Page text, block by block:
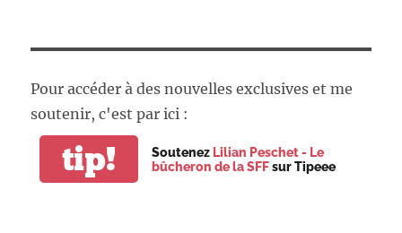
Pour accéder à des nouvelles exclusives et me
soutenir, c'est par ici :
tip! Soutenez Lilian Peschet - Le
bûcheron de la SFFsur Tipeee